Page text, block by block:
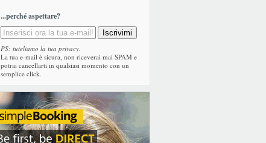
...perché aspettare?
PS: tuteliamo la tua privacy.
La tua e-mail è sicura, non riceverai mai SPAM e
potrai cancellarti in qualsiasi momento con un
semplice click.